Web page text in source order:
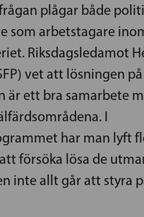
plågar både
som arbetstagare
Riksdagsledamot
vet att lösningen på
är ett bra samarbete
I
har man lyft
försöka lösa de
inte allt går att styra